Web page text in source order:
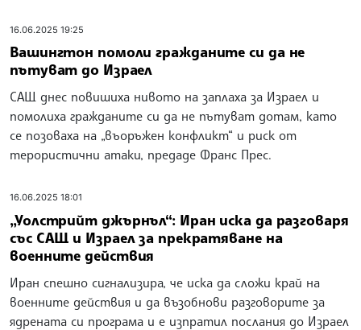
16.06.2025 19:25
Вашингтон помоли гражданите си да не
пътуват до Израел
САЩ днес повишиха нивото на заплаха за Израел и
помолиха гражданите си да не пътуват дотам, като
се позоваха на „въоръжен конфликт“ и риск от
терористични атаки, предаде Франс Прес.
16.06.2025 18:01
„Уолстрийт джърнъл“: Иран иска да разговаря
със САЩ и Израел за прекратяване на
военните действия
Иран спешно сигнализира, че иска да сложи край на
военните действия и да възобнови разговорите за
ядрената си програма и е изпратил послания до Израел